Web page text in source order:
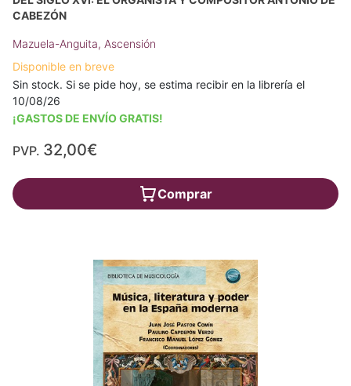
CABEZÓN
Mazuela-Anguita, Ascensión
Disponible en breve
Sin stock. Si se pide hoy, se estima recibir en la librería el
10/08/26
¡GASTOS DE ENVÍO GRATIS!
PVP. 32,00€
Comprar